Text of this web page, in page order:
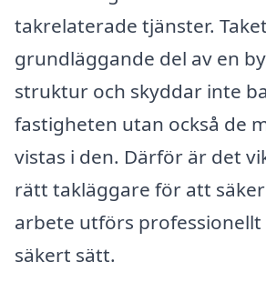
takrelaterade tjänster.
grundläggande del av en
struktur och skyddar inte
fastigheten utan också de
vistas i den. Därför är det
rätt takläggare för att
arbete utförs professionellt
säkert sätt.